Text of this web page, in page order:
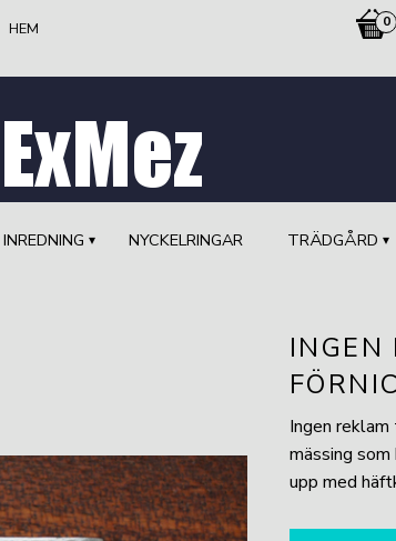
HEM
INREDNING NYCKELRINGAR TRÄDGÅRD
INGEN
Ingen
mässing
upp med